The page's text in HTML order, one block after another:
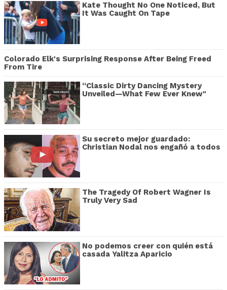
Kate Thought No One Noticed, But
It Was Caught On Tape
Colorado Elk's Surprising Response After Being Freed
From Tire
“Classic Dirty Dancing Mystery
Unveiled—What Few Ever Knew"
Su secreto mejor guardado:
Christian Nodal nos engañó a todos
The Tragedy Of Robert Wagner Is
Truly Very Sad
No podemos creer con quién está
casada Yalitza Aparicio